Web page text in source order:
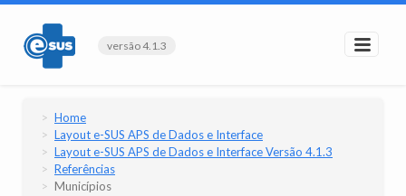
versão 4.1.3
Home
Layout e-SUS APS de Dados e Interface
Layout e-SUS APS de Dados e Interface Versão 4.1.3
Referências
Municípios